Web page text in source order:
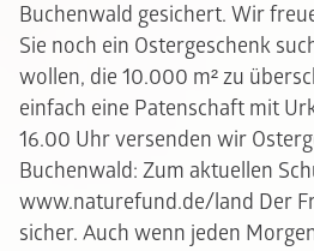
Buchenwald gesichert. Wir
Sie noch ein Ostergeschenk
wollen, die 10.000 m² zu
einfach eine Patenschaft mit
16.00 Uhr versenden wir
Buchenwald: Zum aktuellen
www.naturefund.de/land Der
sicher. Auch wenn jeden